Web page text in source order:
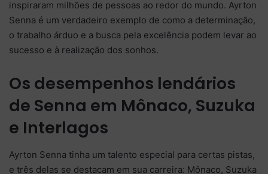
inspiraram milhões de pessoas ao redor do mundo. Ayrton
Senna é um verdadeiro exemplo de como a determinação,
o trabalho árduo e a busca pela excelência podem levar ao
sucesso e à realização dos sonhos.
Os desempenhos lendários
de Senna em Mônaco, Suzuka
e Interlagos
Ayrton Senna tinha um talento especial para certas pistas,
e três delas se destacam em sua carreira: Mônaco, Suzuka